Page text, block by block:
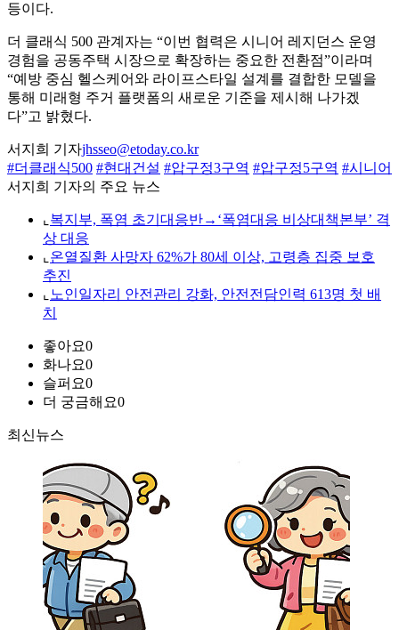
등이다.
더 클래식 500 관계자는 “이번 협력은 시니어 레지던스 운영
경험을 공동주택 시장으로 확장하는 중요한 전환점”이라며
“예방 중심 헬스케어와 라이프스타일 설계를 결합한 모델을
통해 미래형 주거 플랫폼의 새로운 기준을 제시해 나가겠
다”고 밝혔다.
서지희 기자jhsseo@etoday.co.kr
#더클래식500 #현대건설 #압구정3구역 #압구정5구역 #시니어
서지희 기자의 주요 뉴스
⌞ 복지부, 폭염 초기대응반→‘폭염대응 비상대책본부’ 격
상 대응
⌞ 온열질환 사망자 62%가 80세 이상, 고령층 집중 보호
추진
⌞ 노인일자리 안전관리 강화, 안전전담인력 613명 첫 배
치
좋아요0
화나요0
슬퍼요0
더 궁금해요0
최신뉴스